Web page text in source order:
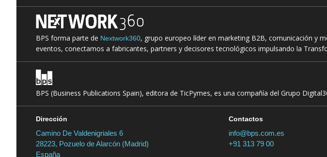
BPS forma parte de Nextwork360, grupo europeo líder en marketing B2B, comunicación y
eventos, conectamos a fabricantes, partners y decisores tecnológicos impulsando la
BPS (Business Publications Spain), editora de TicPymes, es una compañía del Grupo
Dirección
Camino De Valdenigriales 6
28223, Pozuelo de Alarcón (Madrid)
España
Contactos
info@bps.com.es
+91 313 79 00